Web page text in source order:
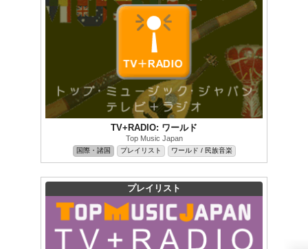
TV+RADIO: ワールド
Top Music Japan
国際・諸国 プレイリスト ワールド / 民族音楽
プレイリスト